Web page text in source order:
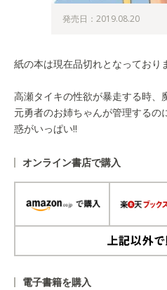
発売日：2019.08.20
紙の本は現在品切れとなっており
高瀬タイキの性欲が暴走する時
元勇者のお姉ちゃんが管理する
惑がいっぱい!!
オンライン書店で購入
電子書籍を購入